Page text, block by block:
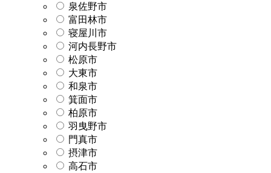
泉佐野市
富田林市
寝屋川市
河内長野市
松原市
大東市
和泉市
箕面市
柏原市
羽曳野市
門真市
摂津市
高石市